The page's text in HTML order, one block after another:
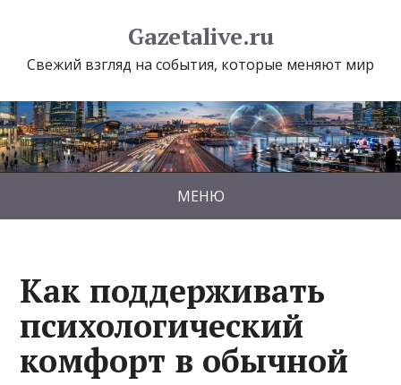
Gazetalive.ru
Свежий взгляд на события, которые меняют мир
МЕНЮ
Как поддерживать
психологический
комфорт в обычной